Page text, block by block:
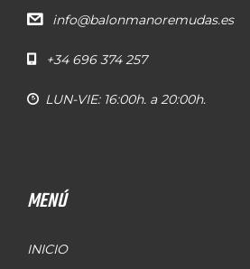
info@balonmanoremudas.es
+34 696 374 257
LUN-VIE: 16:00h. a 20:00h.
MENÚ
INICIO